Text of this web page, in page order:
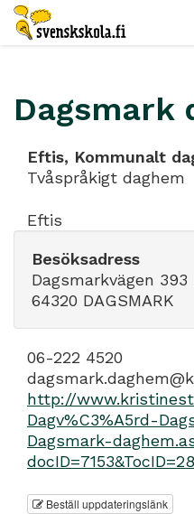
Dagsmark
Eftis, Kommunalt
Tvåspråkigt daghem
Eftis
Besöksadress
Dagsmarkvägen 393
64320 DAGSMARK
06-222 4520
http://
Dagv%C3%A5rd-
Dagsmark-
docID=7153&TocID=28
Beställ uppdateringslänk